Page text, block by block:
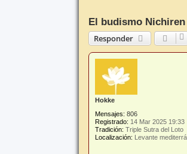
El budismo
Responder
Hokke
Mensajes: 806
Registrado: 14 Mar 2025 19:33
Tradición: Triple Sutra del Loto
Localización: Levante